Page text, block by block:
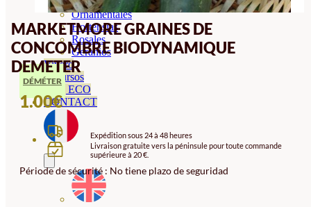
Ornamentales
Hortensias
Rosales
Geranios
Vivero
Recursos
Blog ECO
CONTACT
MARKETMORE GRAINES DE
CONCOMBRE BIODYNAMIQUE
DEMETER
DÉMÉTER
1.00€
Expédition sous 24 à 48 heures
Livraison gratuite vers la péninsule pour toute commande
supérieure à 20 €.
Période de sécurité : No tiene plazo de seguridad